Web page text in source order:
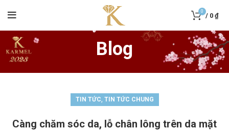
0
/ 0 ₫
Blog
TIN TỨC, TIN TỨC CHUNG
Càng chăm sóc da, lỗ chân lông trên da mặt